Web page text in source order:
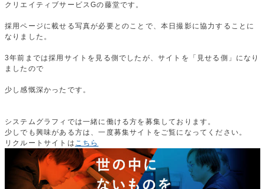
クリエイティブサービスGの藤堂です。
採用ページに載せる写真が必要とのことで、本日撮影に協力することに
なりました。
3年前までは採用サイトを見る側でしたが、サイトを「見せる側」になり
ましたので
少し感慨深かったです。
システムグラフィでは一緒に働ける方を募集しております。
少しでも興味がある方は、一度募集サイトをご覧になってください。
リクルートサイトは こちら